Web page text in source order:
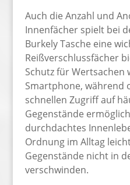
Auch die Anzahl und
Innenfächer spielt bei
Burkely Tasche eine
Reißverschlussfächer
Schutz für
Smartphone, während
schnellen Zugriff auf
Gegenstände
durchdachtes
Ordnung im Alltag
Gegenstände nicht in
verschwinden.